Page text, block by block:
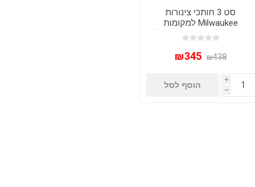
סט 3 חותכי צינורות
Milwaukee למקומות
₪438
₪345
i
h
הוסף לסל